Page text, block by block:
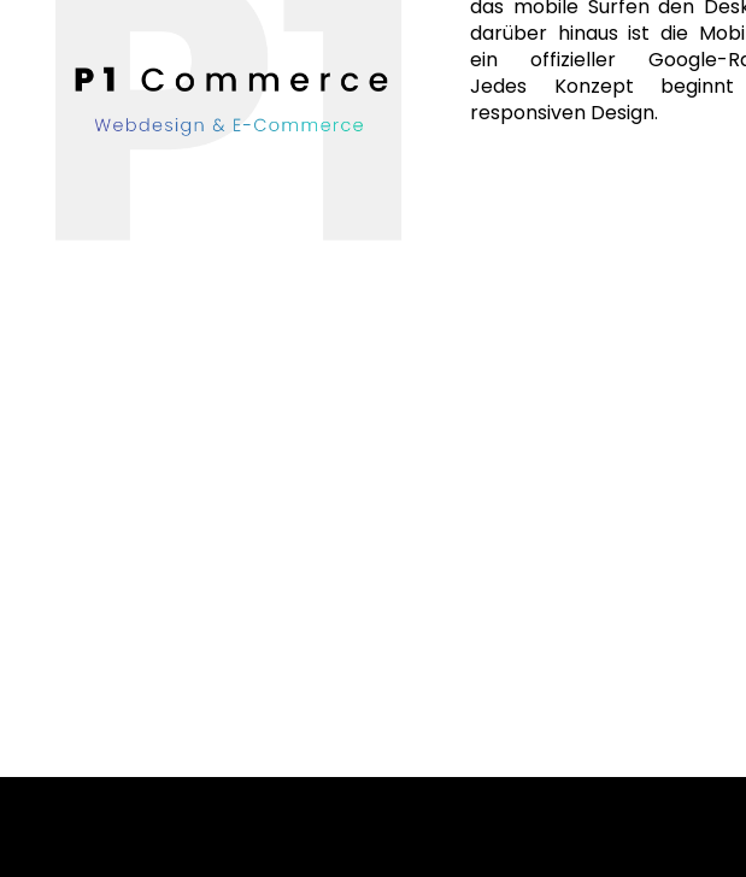
das mobile Surfen den
darüber hinaus ist die
ein offizieller Google-
Jedes Konzept
responsiven Design.